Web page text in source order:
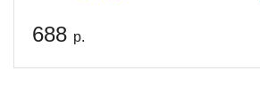
688 р.